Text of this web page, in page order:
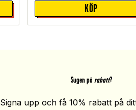
KÖP
Sugen på rabatt?
Signa upp och få 10% rabatt på